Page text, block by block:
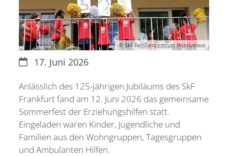
© SkF Familienzentrum Monikahaus
Datum:17. Juni 2026
Anlässlich des 125-jährigen Jubiläums des SkF
Frankfurt fand am 12. Juni 2026 das gemeinsame
Sommerfest der Erziehungshilfen statt.
Eingeladen waren Kinder, Jugendliche und
Familien aus den Wohngruppen, Tagesgruppen
und Ambulanten Hilfen.